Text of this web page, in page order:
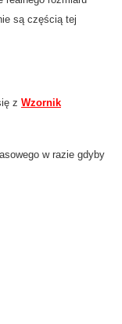
są częścią tej
z Wzornik
w razie gdyby